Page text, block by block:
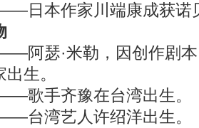
本作家川端康成获诺
瑟·米勒，因创作剧本
生。
手齐豫在台湾出生。
湾艺人许绍洋出生。